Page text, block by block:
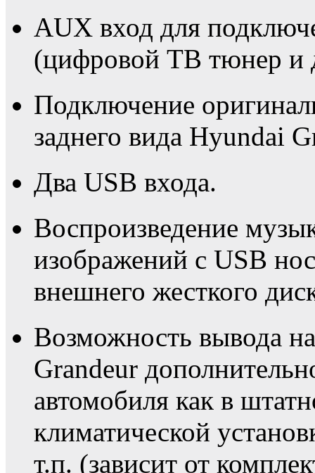
AUX вход для
(цифровой ТВ тюнер и
Подключение
заднего вида Hyundai
Два USB входа.
Воспроизведение
изображений с USB
внешнего жесткого
Возможность вывода
Grandeur
автомобиля как в
климатической
т.п. (зависит от